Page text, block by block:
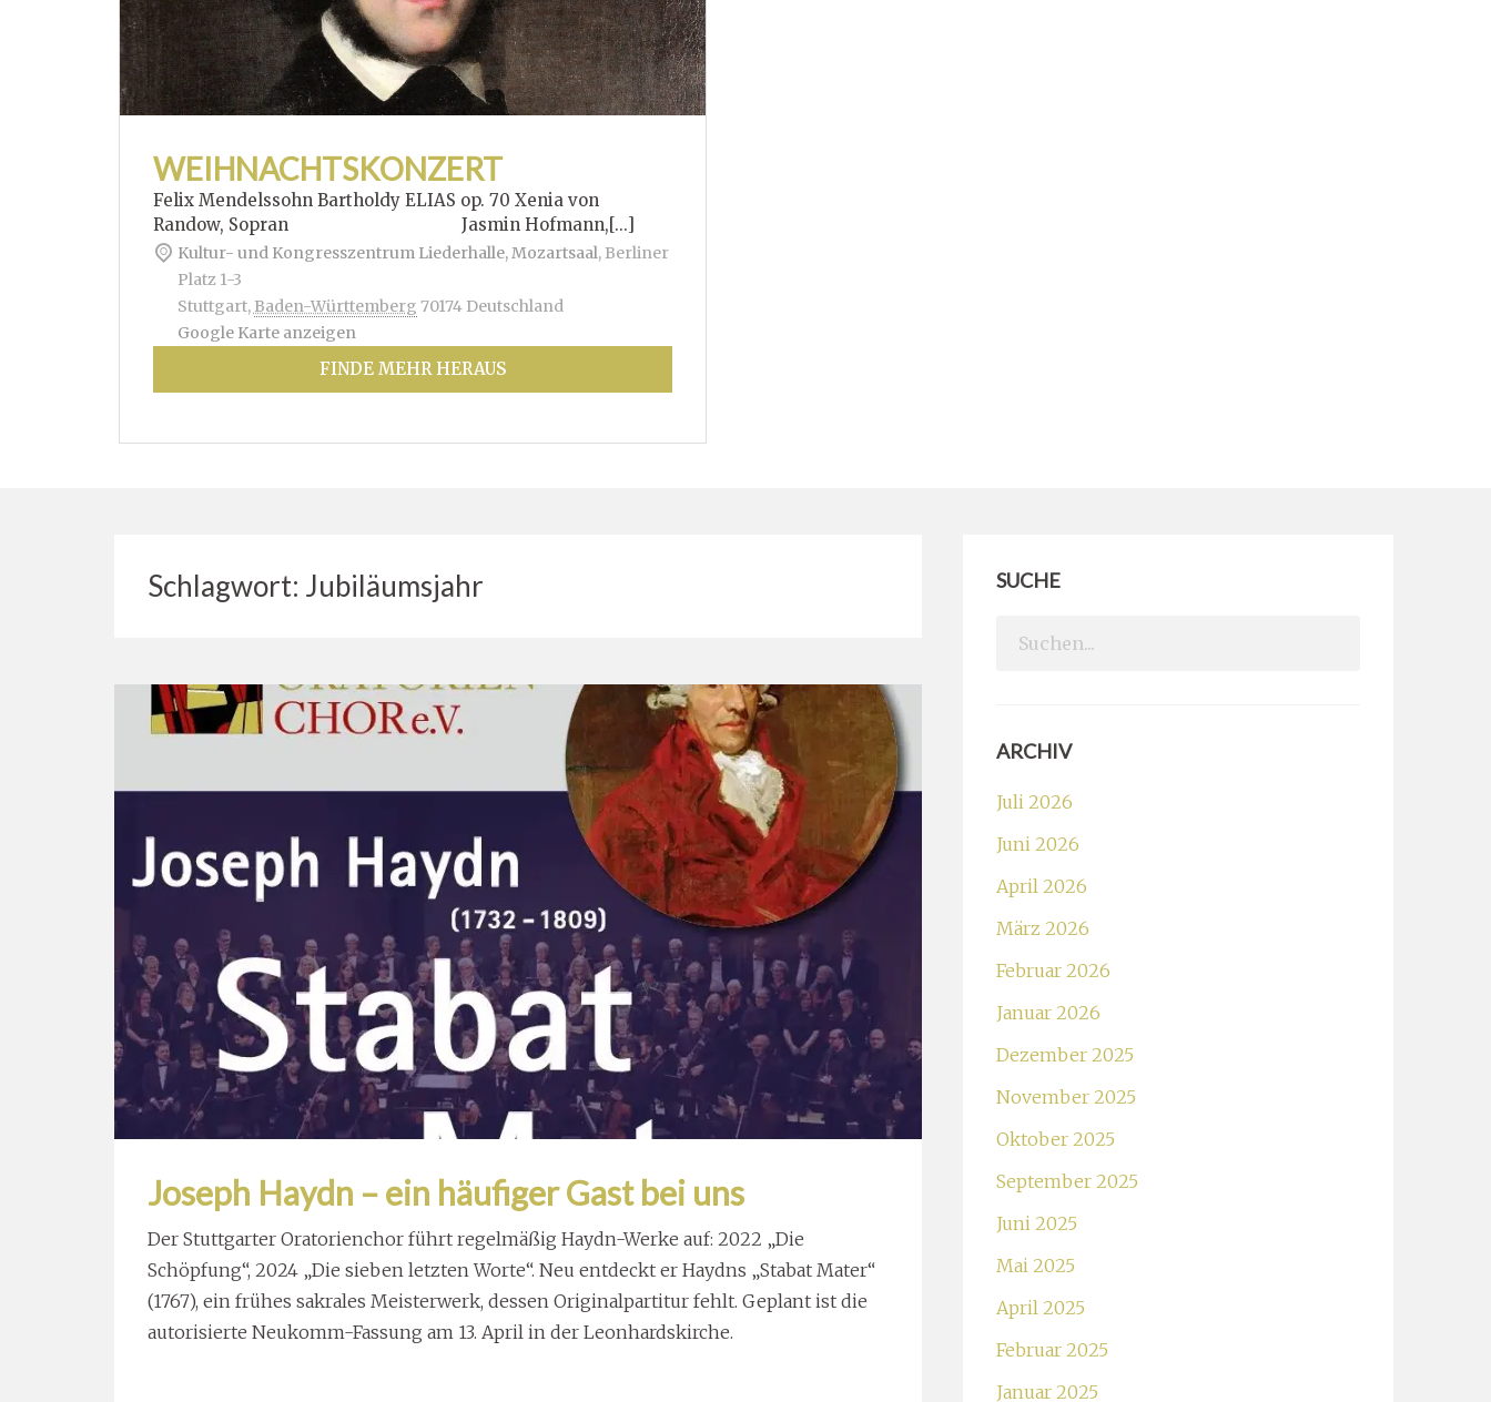
WEIHNACHTSKONZERT
Felix Mendelssohn Bartholdy ELIAS op. 70 Xenia von
Randow, Sopran Jasmin Hofmann,[...]
Kultur- und Kongresszentrum Liederhalle, Mozartsaal, Berliner
Platz 1-3
Stuttgart, Baden-Württemberg 70174 Deutschland
Google Karte anzeigen
FINDE MEHR HERAUS
Schlagwort: Jubiläumsjahr
Joseph Haydn – ein häufiger Gast bei uns
Der Stuttgarter Oratorienchor führt regelmäßig Haydn-Werke auf: 2022 „Die
Schöpfung“, 2024 „Die sieben letzten Worte“. Neu entdeckt er Haydns „Stabat Mater“
(1767), ein frühes sakrales Meisterwerk, dessen Originalpartitur fehlt. Geplant ist die
autorisierte Neukomm-Fassung am 13. April in der Leonhardskirche.
SUCHE
Search
ARCHIV
Juli 2026
Juni 2026
April 2026
März 2026
Februar 2026
Januar 2026
Dezember 2025
November 2025
Oktober 2025
September 2025
Juni 2025
Mai 2025
April 2025
Februar 2025
Januar 2025